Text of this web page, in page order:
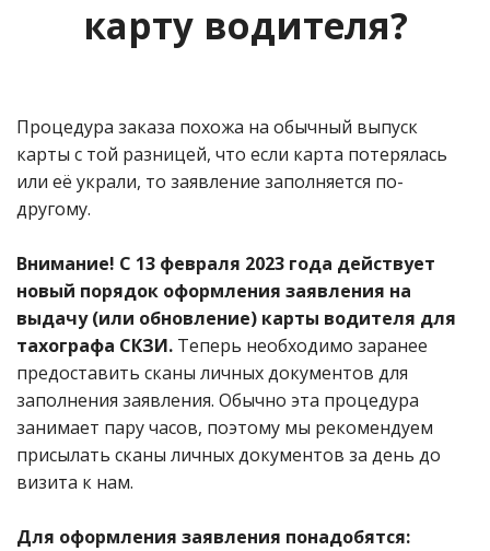
карту водителя?
Процедура заказа похожа на обычный выпуск
карты с той разницей, что если карта потерялась
или её украли, то заявление заполняется по-
другому.
Внимание! С 13 февраля 2023 года действует
новый порядок оформления заявления на
выдачу (или обновление) карты водителя для
тахографа СКЗИ. Теперь необходимо заранее
предоставить сканы личных документов для
заполнения заявления. Обычно эта процедура
занимает пару часов, поэтому мы рекомендуем
присылать сканы личных документов за день до
визита к нам.
Для оформления заявления понадобятся: